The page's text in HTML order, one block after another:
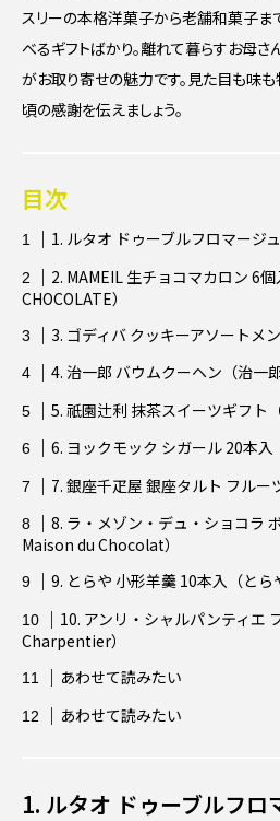
スリーの本格洋菓子から老舗和菓子ま
べるギフトばかり。離れて暮らすお母さ
がお取り寄せの魅力です。見た目も味
頃の感謝を伝えましょう。
目次
1. ルタオ ドゥーブルフロマージュ
2. MAMEIL 生チョコマカロン 6
CHOCOLATE）
3. ゴディバ クッキーアソートメン
4. 治一郎 バウムクーヘン（治一郎
5. 祇園辻利 抹茶スイーツギフト
6. ヨックモック シガール 20本入
7. 銀座千疋屋 銀座タルト フルー
8. ラ・メゾン・デュ・ショコラ
Maison du Chocolat）
9. とらや 小形羊羹 10本入（とら
10. アンリ・シャルパンティエ
Charpentier）
あわせて読みたい
あわせて読みたい
1. ルタオ ドゥーブルフロ